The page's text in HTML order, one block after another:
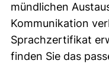
mündlichen
Kommunikation
Sprachzertifikat
finden Sie das